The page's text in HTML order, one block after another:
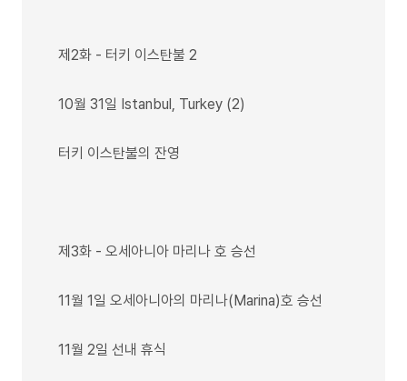
제2화 - 터키 이스탄불 2
10월 31일 Istanbul, Turkey (2)
터키 이스탄불의 잔영
제3화 - 오세아니아 마리나 호 승선
11월 1일 오세아니아의 마리나(Marina)호 승선
11월 2일 선내 휴식